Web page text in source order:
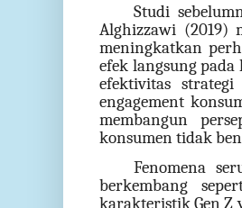
Studi
Alghizzawi (2019)
meningkatkan
efek langsung pada
efektivitas
engagement
membangun
konsumen tidak
Fenomena
berkembang
karakteristik Gen Z